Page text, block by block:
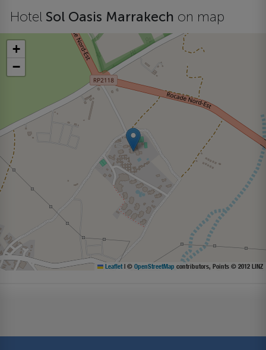
Hotel Sol Oasis Marrakech on map
+
−
Leaflet | © OpenStreetMap contributors, Points © 2012 LINZ